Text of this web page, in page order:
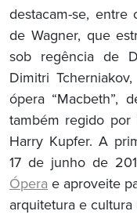
destacam-se, entre
de Wagner, que
sob regência de
Dimitri
ópera “Macbeth”,
também regido por
Harry Kupfer. A
17 de junho de
Ópera e aproveite
arquitetura e cultura